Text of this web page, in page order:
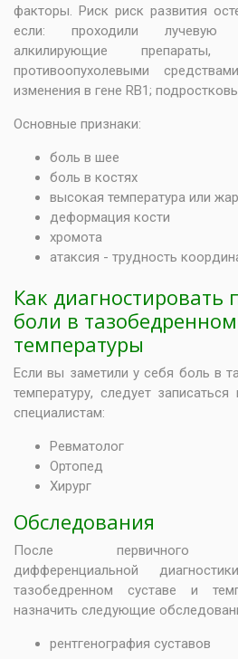
факторы. Риск риск развития
если: проходили лучевую
алкилирующие
противоопухолевыми
изменения в гене RB1;
Основные признаки:
боль в шее
боль в костях
высокая температура или жар
деформация кости
хромота
атаксия - трудность
Как диагностировать
боли в тазобедренном
температуры
Если вы заметили у себя боль в
температуру, следует
специалистам:
Ревматолог
Ортопед
Хирург
Обследования
После
дифференциальной
тазобедренном суставе и
назначить следующие
рентгенография суставов